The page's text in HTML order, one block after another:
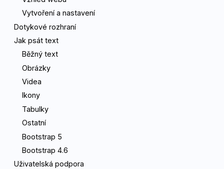
Vytvoření a nastavení
Dotykové rozhraní
Jak psát text
Běžný text
Obrázky
Videa
Ikony
Tabulky
Ostatní
Bootstrap 5
Bootstrap 4.6
Uživatelská podpora